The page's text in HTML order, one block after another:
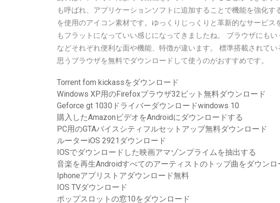
も呼ばれ、アプリケーションソフトに追加することで機能を強化
を使用のアイコン素材です。ゆっくりじっくりと革新的なサービ
もフラットになっていい感じになってきましたね。 ブラウザにも
などそれぞれ便利な面や機能、特徴が違います。 標準搭載されて
思うブラウザを無料でダウンロードして使うのがおすすめです。
Torrent fom kickassをダウンロード
Windows XP用のFirefoxブラウザ32ビット無料ダウンロード
Geforce gt 1030ドライバーダウンロードwindows 10
購入したAmazonビデオをAndroidにダウンロードする
PC用のGTAバイスシティフルセットアップ無料ダウンロード
ルーターiOS 2921ダウンロード
IOSでダウンロードした映画アマゾンプライムを抽出する
音楽を再生Androidすべてのアーティストのトップ曲をダウンロ
Iphoneアプリストアダウンロード無料
IOS TVダウンロード
ポップスロットの窓10をダウンロード